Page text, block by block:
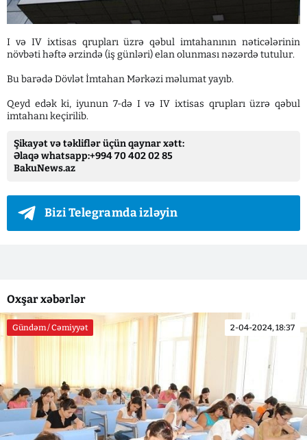
I və IV ixtisas qrupları üzrə qəbul imtahanının nəticələrinin
növbəti həftə ərzində (iş günləri) elan olunması nəzərdə tutulur.
Bu barədə Dövlət İmtahan Mərkəzi məlumat yayıb.
Qeyd edək ki, iyunun 7-də I və IV ixtisas qrupları üzrə qəbul
imtahanı keçirilib.
Şikayət və təkliflər üçün qaynar xətt:
Əlaqə whatsapp:+994 70 402 02 85
BakuNews.az
Bizi Telegramda izləyin
Oxşar xəbərlər
Gündəm / Cəmiyyət 2-04-2024, 18:37